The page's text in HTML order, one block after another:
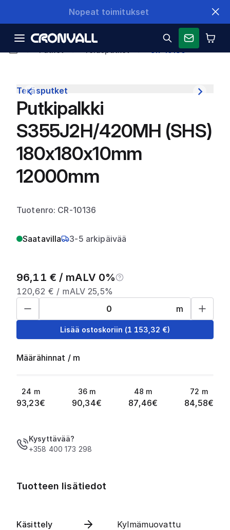
Nopeat toimitukset
CR-10136
Teräsputket
Putkipalkki
S355J2H/420MH (SHS)
180x180x10mm
12000mm
Tuotenro: CR-10136
Saatavilla 3-5 arkipäivää
96,11 € / mALV 0%
120,62 € / mALV 25,5%
m
Lisää ostoskoriin (1 153,32 €)
Määrähinnat / m
24 m
93,23€
36 m
90,34€
48 m
87,46€
72 m
84,58€
Kysyttävää?
+358 400 173 298
Tuotteen lisätiedot
Käsittely
Kylmämuovattu